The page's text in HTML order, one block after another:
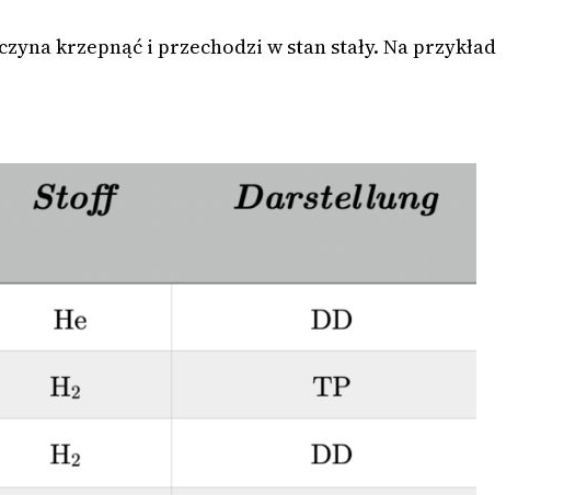
krzepnąć i przechodzi w stan stały. Na przykład